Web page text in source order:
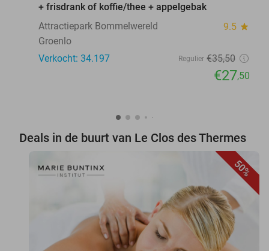
+ frisdrank of koffie/thee + appelgebak
Attractiepark Bommelwereld
9.5 star
Groenlo
Verkocht: 34.197
Regulier €35,50
€27,50
Deals in de buurt van Le Clos des Thermes
50%